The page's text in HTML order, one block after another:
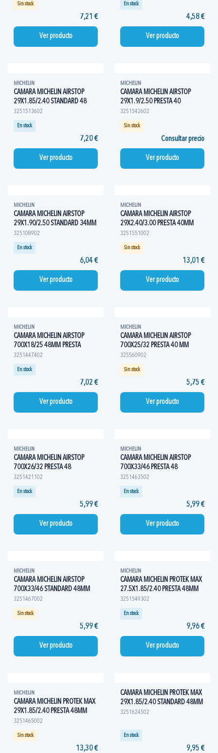
Sin stock
7,21 €
Ver producto
En stock
4,58 €
Ver producto
MICHELIN
CAMARA MICHELIN AIRSTOP
29X1.85/2.40 STANDARD 48
3251513602
En stock
7,20 €
Ver producto
MICHELIN
CAMARA MICHELIN AIRSTOP
29X1.9/2.50 PRESTA 40
3251542602
Sin stock
Consultar precio
Ver producto
MICHELIN
CAMARA MICHELIN AIRSTOP
29X1.90/2.50 STANDARD 34MM
325108902
En stock
6,04 €
Ver producto
MICHELIN
CAMARA MICHELIN AIRSTOP
29X2.40/3.00 PRESTA 40MM
3251551002
Sin stock
13,01 €
Ver producto
MICHELIN
CAMARA MICHELIN AIRSTOP
700X18/25 48MM PRESTA
3251447402
En stock
7,02 €
Ver producto
MICHELIN
CAMARA MICHELIN AIRSTOP
700X25/32 PRESTA 40 MM
325560902
Sin stock
5,75 €
Ver producto
MICHELIN
CAMARA MICHELIN AIRSTOP
700X26/32 PRESTA 48
3251421102
En stock
5,99 €
Ver producto
MICHELIN
CAMARA MICHELIN AIRSTOP
700X33/46 PRESTA 48
3251463502
En stock
5,99 €
Ver producto
MICHELIN
CAMARA MICHELIN AIRSTOP
700X33/46 STANDARD 48MM
3251467002
Sin stock
5,99 €
Ver producto
MICHELIN
CAMARA MICHELIN PROTEK MAX
27.5X1.85/2.40 PRESTA 48MM
3251549302
En stock
9,96 €
Ver producto
MICHELIN
CAMARA MICHELIN PROTEK MAX
29X1.85/2.40 PRESTA 48MM
3251465002
Sin stock
13,30 €
CAMARA MICHELIN PROTEK MAX
29X1.85/2.40 STANDARD 48MM
3251624502
En stock
9,95 €